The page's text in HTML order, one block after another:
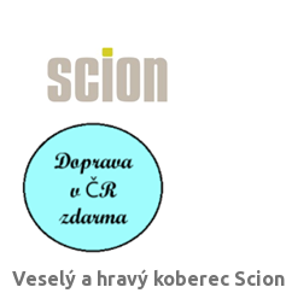
Veselý a hravý koberec Scion